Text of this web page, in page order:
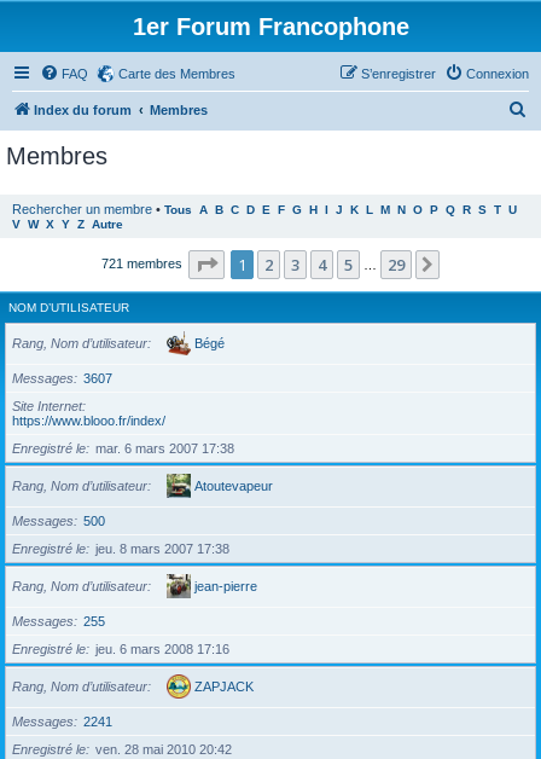
1er Forum Francophone
FAQ Carte des Membres Connexion
S’enregistrer
Index du forum Membres
Membres
Rechercher un membre • Tous A B C D E F G H I J K L M N O P Q R S T U
V W X Y Z Autre
721 membres Page 1sur
1 2 3 4 5 29
NOM D’UTILISATEUR
Rang, Nom d’utilisateur Bégé
Messages
3607
Site Internet
https://www.blooo.fr/index/
Enregistré le
mar. 6 mars 2007 17:38
Rang, Nom d’utilisateur Atoutevapeur
Messages
500
Enregistré le
jeu. 8 mars 2007 17:38
Rang, Nom d’utilisateur jean-pierre
Messages
255
Enregistré le
jeu. 6 mars 2008 17:16
Rang, Nom d’utilisateur ZAPJACK
Messages
2241
Enregistré le
ven. 28 mai 2010 20:42